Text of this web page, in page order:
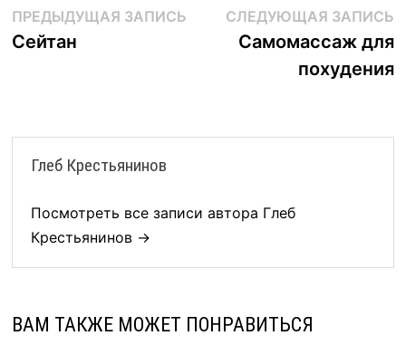
Навигация
по
ПРЕДЫДУЩАЯ ЗАПИСЬПредыдущая
запись:
Сейтан
СЛЕДУЮЩАЯ ЗАПИСЬ
Самомассаж для
похудения
Глеб Крестьянинов
Посмотреть все записи автора Глеб
Крестьянинов →
ВАМ ТАКЖЕ МОЖЕТ ПОНРАВИТЬСЯ